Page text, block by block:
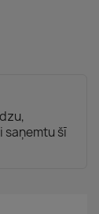
saņemtu šī